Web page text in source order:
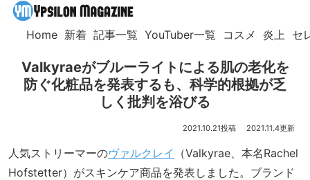
Home 新着 記事一覧 YouTuber一覧 コスメ 炎上 セ
Valkyraeがブルーライトによる肌の老化を
防ぐ化粧品を発表するも、科学的根拠が乏
しく批判を浴びる
2021.10.21 2021.11.4
人気ストリーマーのヴァルクレイ
（Valkyrae、本名Rachel
Hofstetter）がスキンケア商品を発表しました。ブランド